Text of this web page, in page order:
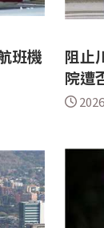
班機
阻止
院遭